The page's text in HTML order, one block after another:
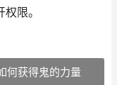
限。
何获得鬼的力量